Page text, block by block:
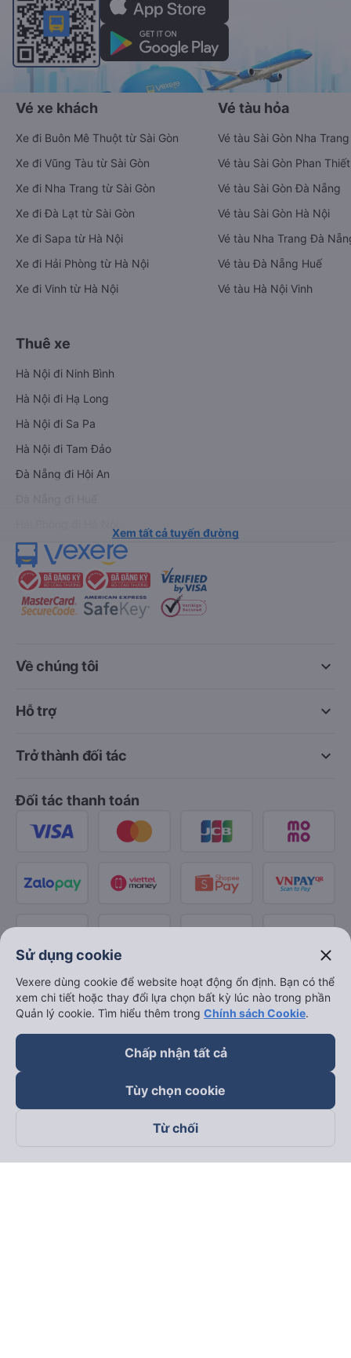
Vé xe khách
Xe đi Buôn Mê Thuột từ Sài Gòn
Xe đi Vũng Tàu từ Sài Gòn
Xe đi Nha Trang từ Sài Gòn
Xe đi Đà Lạt từ Sài Gòn
Xe đi Sapa từ Hà Nội
Xe đi Hải Phòng từ Hà Nội
Xe đi Vinh từ Hà Nội
Vé tàu hỏa
Vé tàu Sài Gòn Nha Trang
Vé tàu Sài Gòn Phan Thiết
Vé tàu Sài Gòn Đà Nẵng
Vé tàu Sài Gòn Hà Nội
Vé tàu Nha Trang Đà
Vé tàu Đà Nẵng Huế
Vé tàu Hà Nội Vinh
Thuê xe
Hà Nội đi Ninh Bình
Hà Nội đi Hạ Long
Hà Nội đi Sa Pa
Hà Nội đi Tam Đảo
Đà Nẵng đi Hội An
Xem tất cả tuyến đường
keyboard_arrow_down
Về chúng tôi
keyboard_arrow_down
Hỗ trợ
keyboard_arrow_down
Trở thành đối tác
Đối tác thanh toán
Theo dõi chúng tôi trên
Sử dụng cookie close
Vexere dùng cookie để website hoạt động ổn định. Bạn có thể
xem chi tiết hoặc thay đổi lựa chọn bất kỳ lúc nào trong phần
Quản lý cookie. Tìm hiểu thêm trong Chính sách Cookie.
Chấp nhận tất cả
Tùy chọn cookie
Từ chối